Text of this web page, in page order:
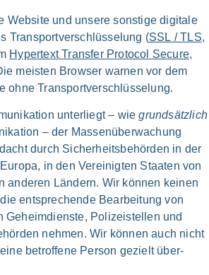
Web­site und unse­re son­sti­ge digi­ta­le
Transport­verschlüsselung (SSL / TLS,
Hyper­text Trans­fer Pro­to­col Secu­re,
mei­sten Brow­ser war­nen vor dem
ohne Transport­verschlüsselung.
unter­liegt – wiegrund­sätz­lich
– der Massen­überwachung
durch Sicher­heitsbehörden in der
in den Ver­ei­nig­ten Staa­ten von
ande­ren Län­dern. Wir kön­nen kei­nen
ent­spre­chen­de Bear­bei­tung von
Geheim­dienste, Polizei­stellen und
neh­men. Wir kön­nen auch nicht
betrof­fe­ne Per­son gezielt über­